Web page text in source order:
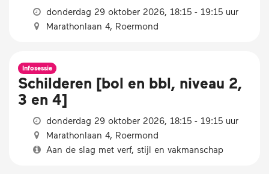
donderdag 29 oktober 2026, 18:15 - 19:15 uur
Marathonlaan 4, Roermond
Infosessie
Schilderen [bol en bbl, niveau 2,
3 en 4]
donderdag 29 oktober 2026, 18:15 - 19:15 uur
Marathonlaan 4, Roermond
Aan de slag met verf, stijl en vakmanschap